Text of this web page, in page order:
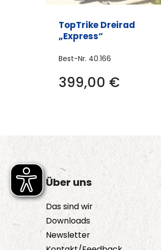
TopTrike Dreirad
„Express“
Best-Nr. 40.166
399,00 €
Über uns
Das sind wir
Downloads
Newsletter